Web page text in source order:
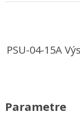
PSU-04-15A
Parametre